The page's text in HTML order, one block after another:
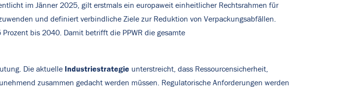
im Jänner 2025, gilt erstmals ein europaweit einheitlicher Rechtsrahmen für
und definiert verbindliche Ziele zur Reduktion von Verpackungsabfällen.
bis 2040. Damit betrifft die PPWR die gesamte
Die aktuelle Industriestrategie unterstreicht, dass Ressourcensicherheit,
zusammen gedacht werden müssen. Regulatorische Anforderungen werden